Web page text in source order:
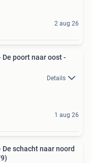
2 aug 26
De poort naar oost -
Details
1 aug 26
De schacht naar noord